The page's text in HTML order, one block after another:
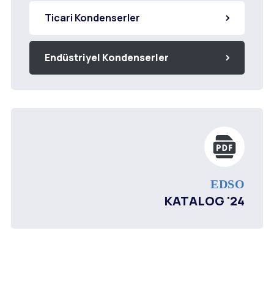
Ticari Kondenserler
Endüstriyel Kondenserler
EDSO
KATALOG '24